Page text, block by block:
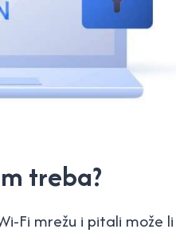
treba?
Fi mrežu i pitali može li